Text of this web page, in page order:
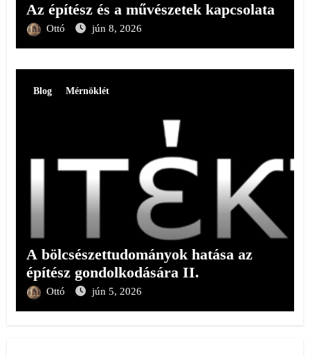
Az építész és a művészetek kapcsolata
Ottó jún 8, 2026
Blog Mérnöklét
A bölcsészettudományok hatása az
építész gondolkodására II.
Ottó jún 5, 2026